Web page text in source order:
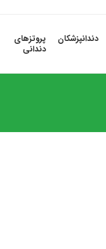
دندانپزشکان
پروتزهای
دندانی